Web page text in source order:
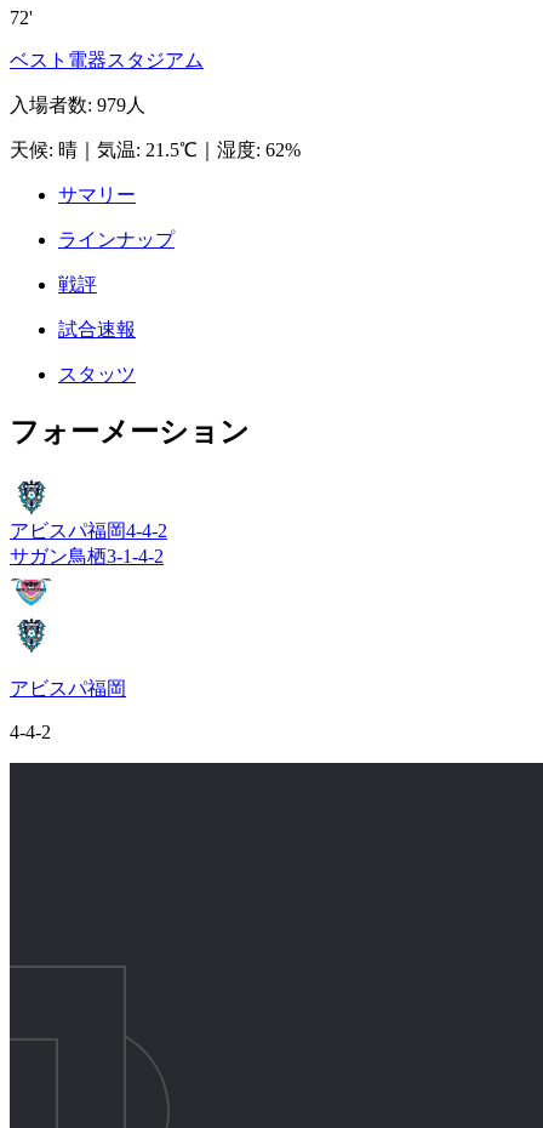
72'
ベスト電器スタジアム
入場者数: 979人
天候: 晴 気温: 21.5℃ 湿度: 62%
サマリー
ラインナップ
戦評
試合速報
スタッツ
フォーメーション
アビスパ福岡4-4-2
サガン鳥栖3-1-4-2
アビスパ福岡
4-4-2